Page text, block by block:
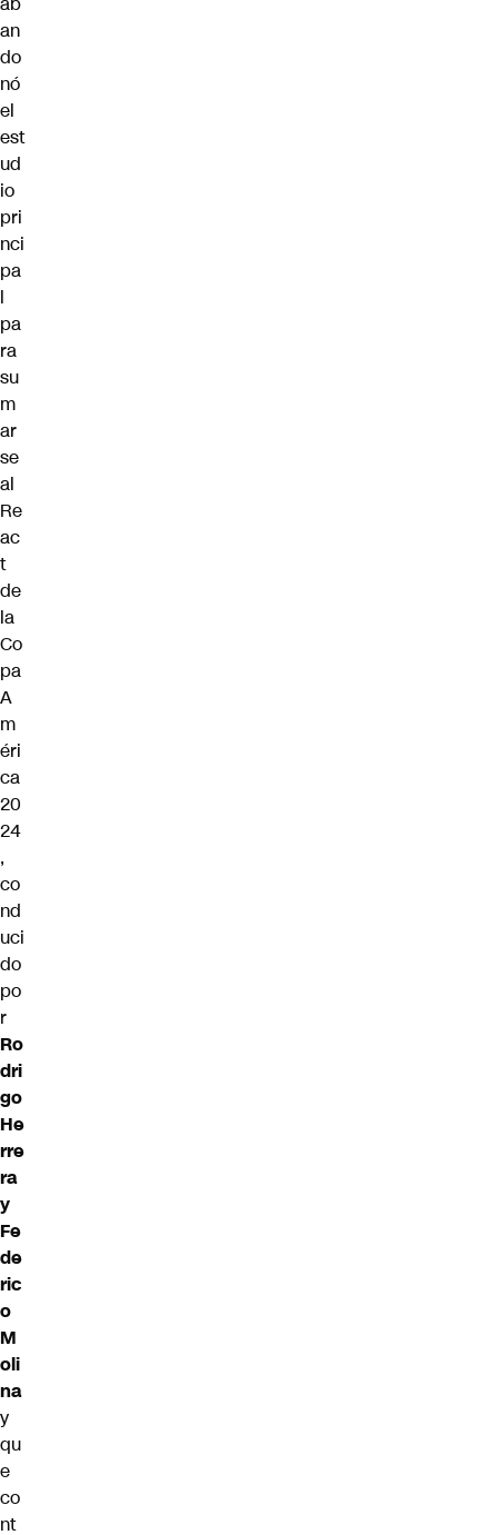
an
do
nó
el
est
ud
io
pri
nci
pa
l
pa
ra
su
m
ar
se
al
Re
ac
t
de
la
Co
pa
A
m
éri
ca
20
24
,
co
nd
uci
do
po
r
Ro
dri
go
He
rre
ra
y
Fe
de
ric
o
M
oli
na
y
qu
e
co
nt